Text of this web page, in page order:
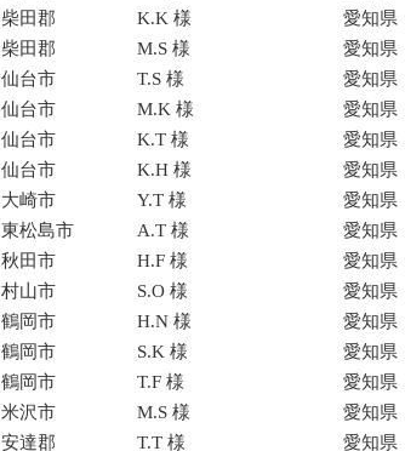
柴田郡
K.K 様
柴田郡
M.S 様
仙台市
T.S 様
仙台市
M.K 様
仙台市
K.T 様
仙台市
K.H 様
大崎市
Y.T 様
東松島市
A.T 様
秋田市
H.F 様
村山市
S.O 様
鶴岡市
H.N 様
鶴岡市
S.K 様
鶴岡市
T.F 様
米沢市
M.S 様
安達郡
T.T 様
愛知県
愛知県
愛知県
愛知県
愛知県
愛知県
愛知県
愛知県
愛知県
愛知県
愛知県
愛知県
愛知県
愛知県
愛知県